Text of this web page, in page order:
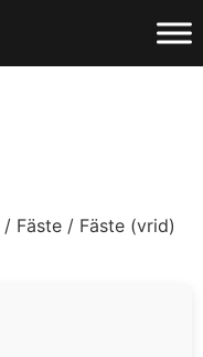
/ Fäste / Fäste (vrid)